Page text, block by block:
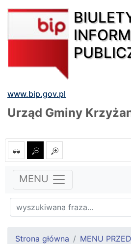
www.bip.gov.pl
Urząd Gminy
MENU
Strona główna
MENU